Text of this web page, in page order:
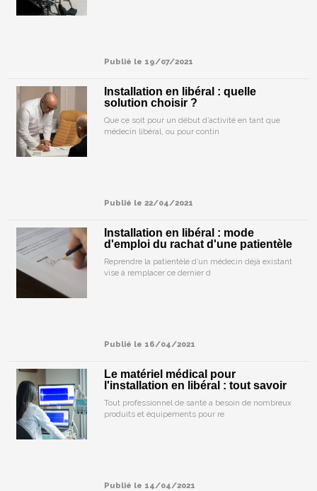
Publié le 19/07/2021
Installation en libéral : quelle
solution choisir ?
Que ce soit pour un début d’activité en tant que
médecin libéral, ou pour contin
Publié le 22/04/2021
Installation en libéral : mode
d'emploi du rachat d'une patientèle
Reprendre la patientèle d’un médecin déjà existant
vise à remplacer ce dernier d
Publié le 16/04/2021
Le matériel médical pour
l'installation en libéral : tout savoir
Tout professionnel de santé a besoin de nombreux
produits et équipements pour re
Publié le 14/04/2021